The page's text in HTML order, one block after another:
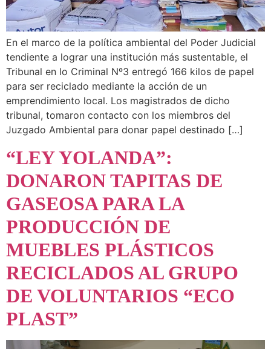
En el marco de la política ambiental del Poder Judicial
tendiente a lograr una institución más sustentable, el
Tribunal en lo Criminal Nº3 entregó 166 kilos de papel
para ser reciclado mediante la acción de un
emprendimiento local. Los magistrados de dicho
tribunal, tomaron contacto con los miembros del
Juzgado Ambiental para donar papel destinado […]
“LEY YOLANDA”:
DONARON TAPITAS DE
GASEOSA PARA LA
PRODUCCIÓN DE
MUEBLES PLÁSTICOS
RECICLADOS AL GRUPO
DE VOLUNTARIOS “ECO
PLAST”